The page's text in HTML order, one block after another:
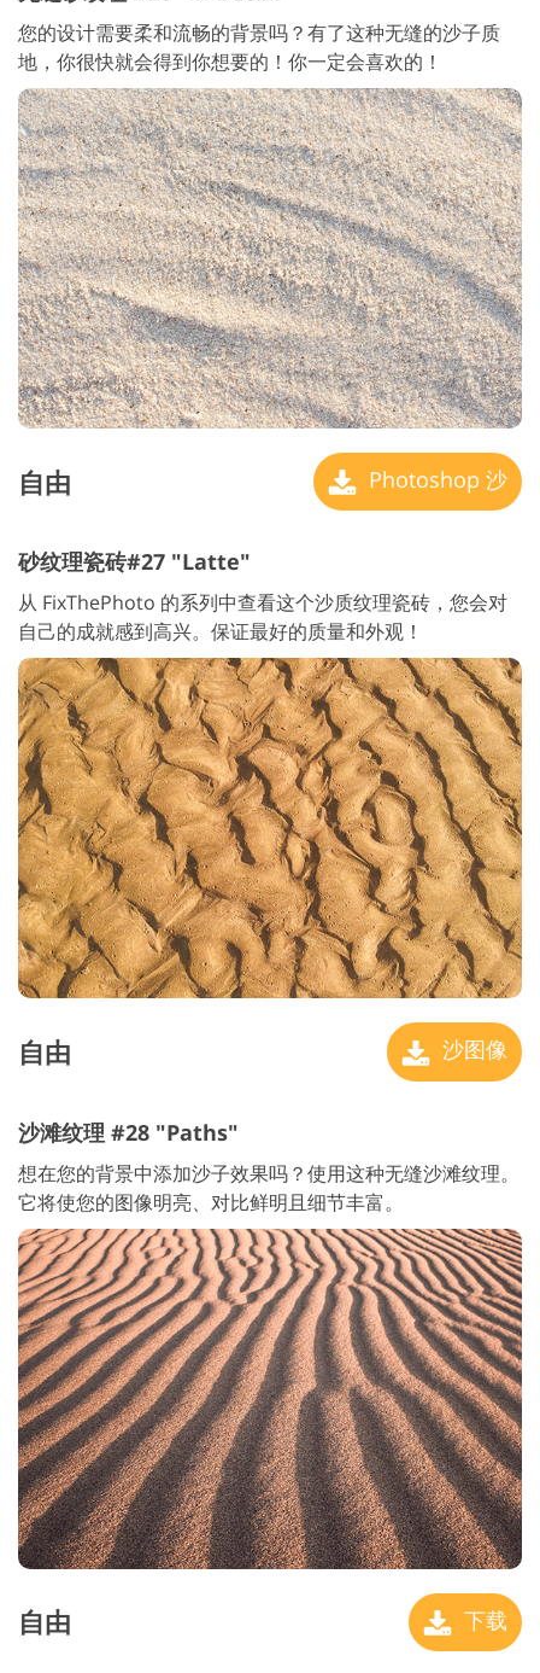
您的设计需要柔和流畅的背景吗？有了这种无缝的沙子质
地，你很快就会得到你想要的！你一定会喜欢的！
自由 Photoshop 沙
砂纹理瓷砖#27 "Latte"
从 FixThePhoto 的系列中查看这个沙质纹理瓷砖，您会对
自己的成就感到高兴。保证最好的质量和外观！
自由 沙图像
沙滩纹理 #28 "Paths"
想在您的背景中添加沙子效果吗？使用这种无缝沙滩纹理。
它将使您的图像明亮、对比鲜明且细节丰富。
自由 下载